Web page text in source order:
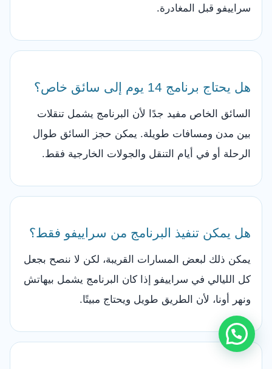
سراييفو قبل المغادرة.
هل يحتاج برنامج 14 يوم إلى سائق خاص؟
السائق الخاص مفيد جدًا لأن البرنامج يشمل تنقلات
بين مدن ومسافات طويلة. يمكن حجز السائق طوال
الرحلة أو في أيام التنقل والجولات الخارجية فقط.
هل يمكن تنفيذ البرنامج من سراييفو فقط؟
يمكن ذلك لبعض المسارات القريبة، لكن لا ننصح بجعل
كل الليالي في سراييفو إذا كان البرنامج يشمل بيهاتش
ونهر أونا، لأن الطريق طويل ويحتاج مبيتًا.